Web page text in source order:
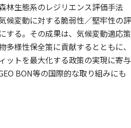
林生態系のレジリエンス評価手法
候変動に対する脆弱性／堅牢性の評
する。その成果は、気候変動適応策
多様性保全策に貢献するとともに、
ットを最大化する政策の実現に寄与
BON等の国際的な取り組みにも